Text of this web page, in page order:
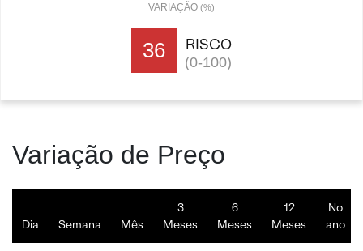
VARIAÇÃO (%)
36 RISCO
(0-100)
Variação de Preço
Dia Semana Mês
3
Meses
6
Meses
12
Meses
No
ano